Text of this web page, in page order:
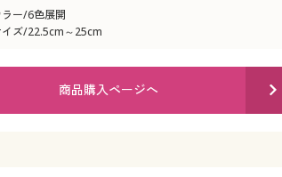
ー/6色展開
ズ/22.5cm～25cm
商品購入ページへ